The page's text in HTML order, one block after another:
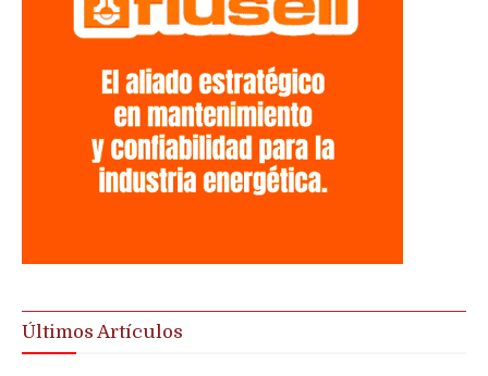
Últimos Artículos